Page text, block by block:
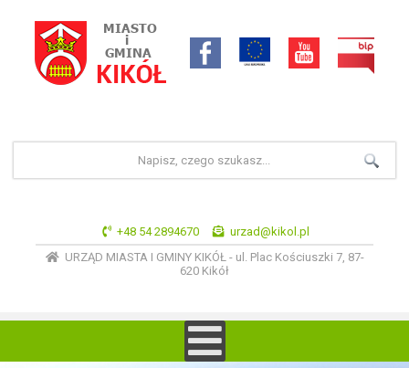
+48 54 2894670
urzad@kikol.pl
URZĄD MIASTA I GMINY KIKÓŁ - ul. Plac Kościuszki 7, 87-
620 Kikół